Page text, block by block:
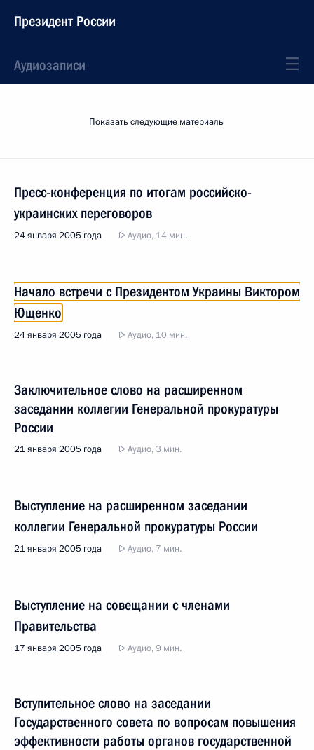
Президент России
Аудиозаписи
Показать следующие материалы
Пресс-конференция по итогам российско-
украинских переговоров
24 января 2005 года Аудио, 14 мин.
Начало встречи с Президентом Украины Виктором
Ющенко
24 января 2005 года Аудио, 10 мин.
Заключительное слово на расширенном
заседании коллегии Генеральной прокуратуры
России
21 января 2005 года Аудио, 3 мин.
Выступление на расширенном заседании
коллегии Генеральной прокуратуры России
21 января 2005 года Аудио, 7 мин.
Выступление на совещании с членами
Правительства
17 января 2005 года Аудио, 9 мин.
Вступительное слово на заседании
Государственного совета по вопросам повышения
эффективности работы органов государственной